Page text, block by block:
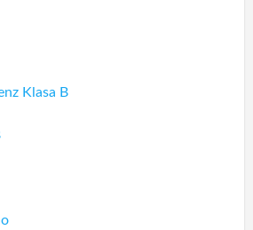
Klasa B